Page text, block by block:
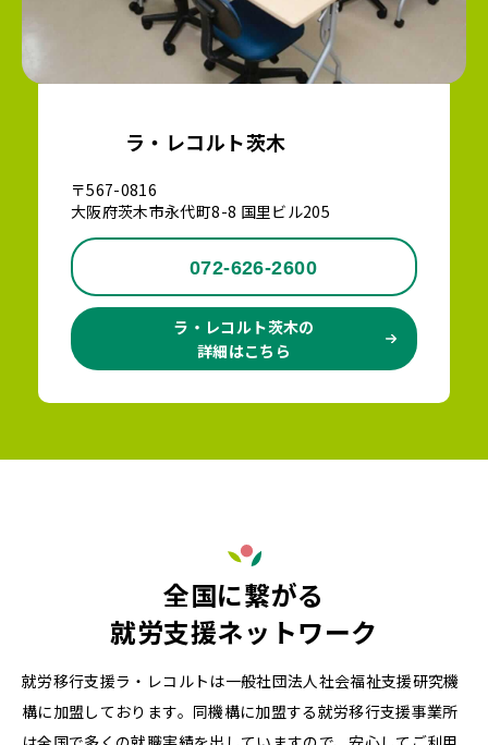
ラ・レコルト茨木
〒567-0816
大阪府茨木市永代町8-8 国里ビル205
072-626-2600
ラ・レコルト茨木の
詳細はこちら
全国に繋がる
就労支援ネットワーク
就労移行支援ラ・レコルトは一般社団法人社会福祉支援研究機
構に加盟しております。同機構に加盟する就労移行支援事業所